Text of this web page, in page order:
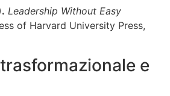
Leadership Without Easy
of Harvard University Press,
e